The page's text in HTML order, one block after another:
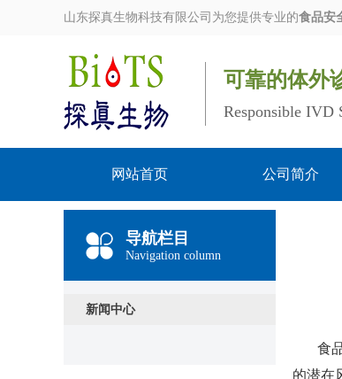
山东探真生物科技有限公司为您提供专业的食品安
可靠的体外
Responsible IVD
网站首页 公司简介
导航栏目
Navigation column
新闻中心
食
的潜在